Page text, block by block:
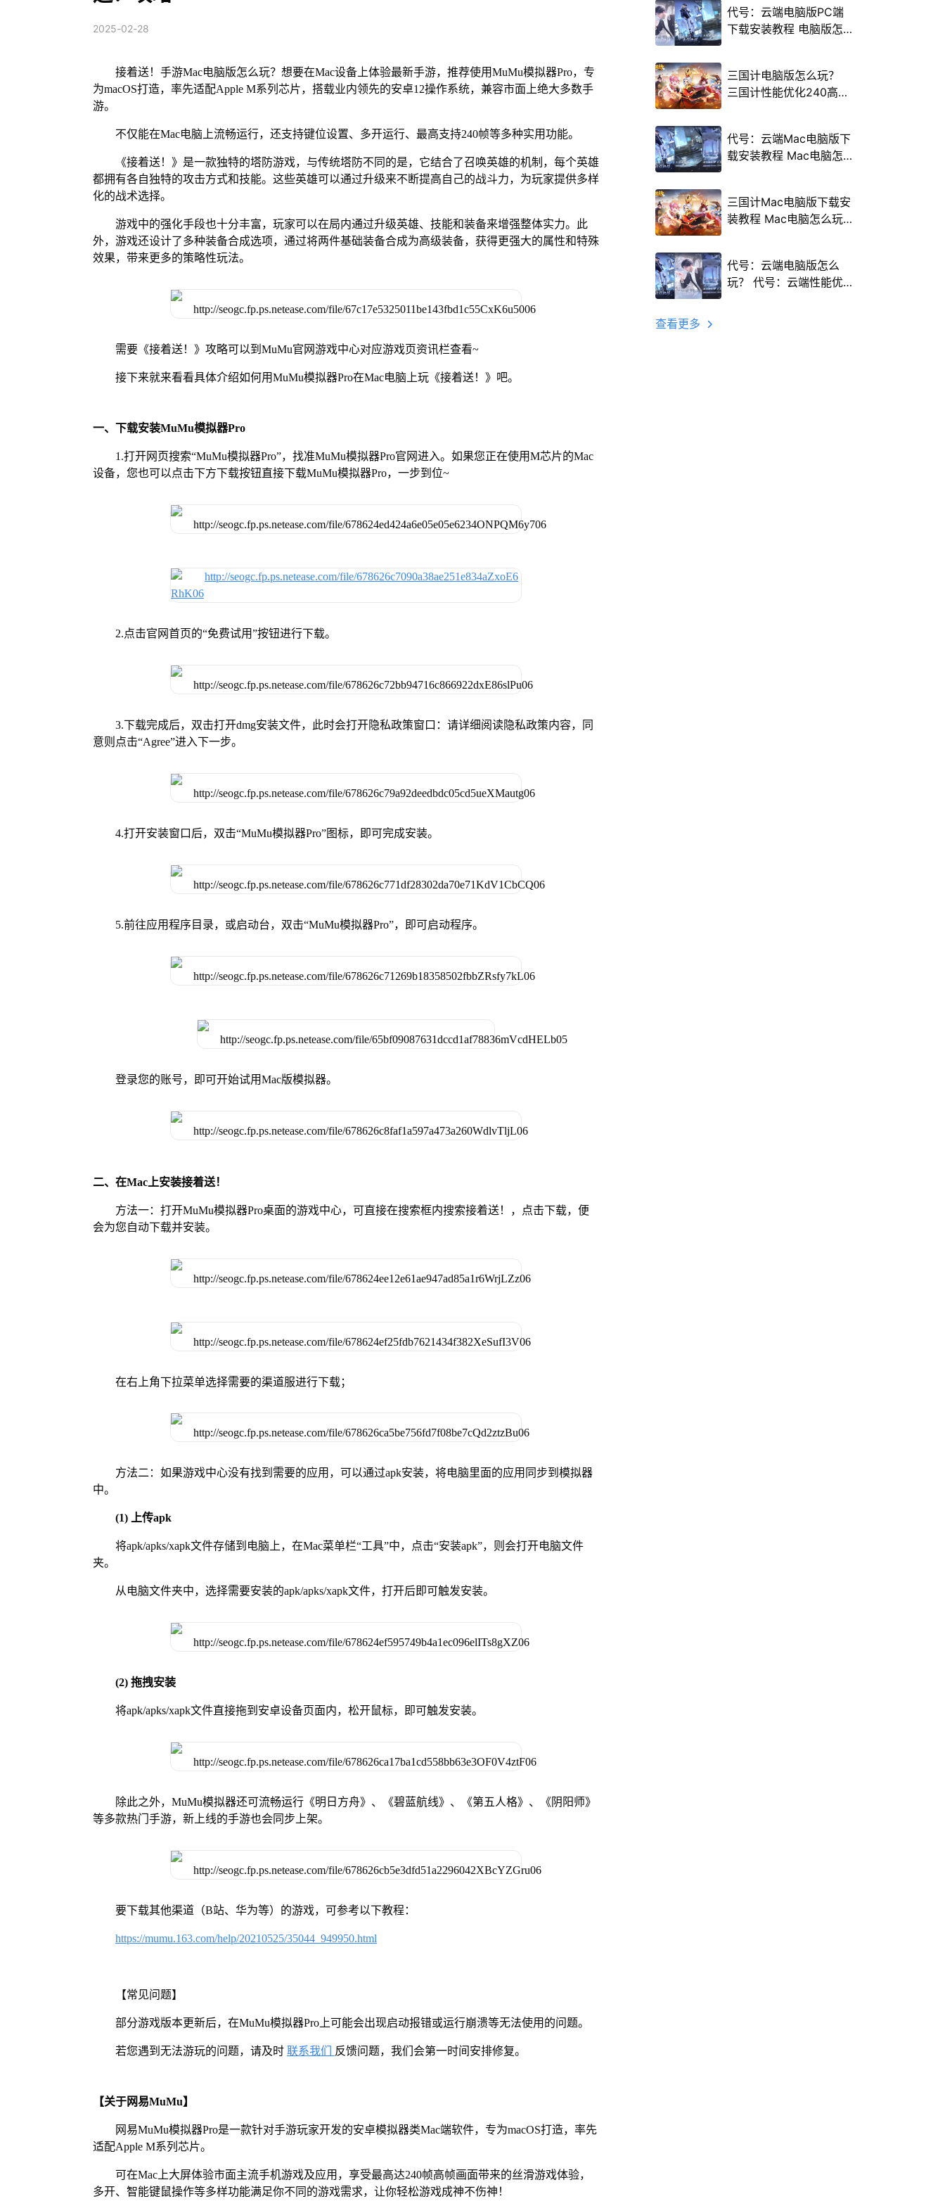
2025-02-28
接着送！手游Mac电脑版怎么玩？想要在Mac设备上体验最新手游，推荐使用MuMu模拟器Pro，专
为macOS打造，率先适配Apple M系列芯片，搭载业内领先的安卓12操作系统，兼容市面上绝大多数手
游。
不仅能在Mac电脑上流畅运行，还支持键位设置、多开运行、最高支持240帧等多种实用功能。
《接着送！》是一款独特的塔防游戏，与传统塔防不同的是，它结合了召唤英雄的机制，每个英雄
都拥有各自独特的攻击方式和技能。这些英雄可以通过升级来不断提高自己的战斗力，为玩家提供多样
化的战术选择。
游戏中的强化手段也十分丰富，玩家可以在局内通过升级英雄、技能和装备来增强整体实力。此
外，游戏还设计了多种装备合成选项，通过将两件基础装备合成为高级装备，获得更强大的属性和特殊
效果，带来更多的策略性玩法。
需要《接着送！》攻略可以到MuMu官网游戏中心对应游戏页资讯栏查看~
接下来就来看看具体介绍如何用MuMu模拟器Pro在Mac电脑上玩《接着送！》吧。
一、下载安装MuMu模拟器Pro
1.打开网页搜索“MuMu模拟器Pro”，找准MuMu模拟器Pro官网进入。如果您正在使用M芯片的Mac
设备，您也可以点击下方下载按钮直接下载MuMu模拟器Pro，一步到位~
2.点击官网首页的“免费试用”按钮进行下载。
3.下载完成后，双击打开dmg安装文件，此时会打开隐私政策窗口：请详细阅读隐私政策内容，同
意则点击“Agree”进入下一步。
4.打开安装窗口后，双击“MuMu模拟器Pro”图标，即可完成安装。
5.前往应用程序目录，或启动台，双击“MuMu模拟器Pro”，即可启动程序。
登录您的账号，即可开始试用Mac版模拟器。
二、在Mac上安装接着送！
方法一：打开MuMu模拟器Pro桌面的游戏中心，可直接在搜索框内搜索接着送！，点击下载，便
会为您自动下载并安装。
在右上角下拉菜单选择需要的渠道服进行下载；
方法二：如果游戏中心没有找到需要的应用，可以通过apk安装，将电脑里面的应用同步到模拟器
中。
(1) 上传apk
将apk/apks/xapk文件存储到电脑上，在Mac菜单栏“工具”中，点击“安装apk”，则会打开电脑文件
夹。
从电脑文件夹中，选择需要安装的apk/apks/xapk文件，打开后即可触发安装。
(2) 拖拽安装
将apk/apks/xapk文件直接拖到安卓设备页面内，松开鼠标，即可触发安装。
除此之外，MuMu模拟器还可流畅运行《明日方舟》、《碧蓝航线》、《第五人格》、《阴阳师》
等多款热门手游，新上线的手游也会同步上架。
要下载其他渠道（B站、华为等）的游戏，可参考以下教程：
https://mumu.163.com/help/20210525/35044_949950.html
【常见问题】
部分游戏版本更新后，在MuMu模拟器Pro上可能会出现启动报错或运行崩溃等无法使用的问题。
若您遇到无法游玩的问题，请及时 联系我们 反馈问题，我们会第一时间安排修复。
【关于网易MuMu】
网易MuMu模拟器Pro是一款针对手游玩家开发的安卓模拟器类Mac端软件，专为macOS打造，率先
适配Apple M系列芯片。
可在Mac上大屏体验市面主流手机游戏及应用，享受最高达240帧高帧画面带来的丝滑游戏体验，
多开、智能键鼠操作等多样功能满足你不同的游戏需求，让你轻松游戏成神不伤神！
代号：云端电脑版PC端
下载安装教程 电脑版怎
三国计电脑版怎么玩？
三国计性能优化240高帧
代号：云端Mac电脑版下
载安装教程 Mac电脑怎
三国计Mac电脑版下载安
装教程 Mac电脑怎么玩
代号：云端电脑版怎么
玩？ 代号：云端性能优
查看更多